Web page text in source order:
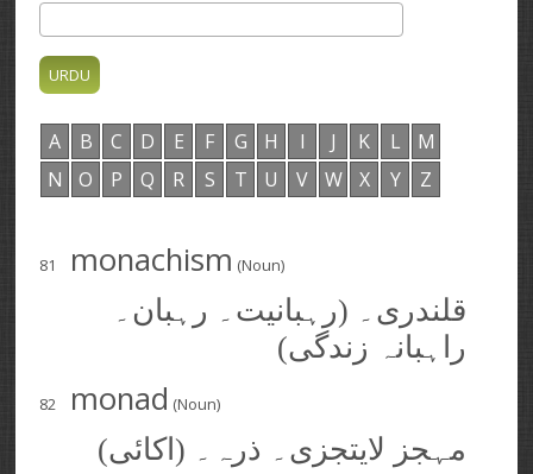
A B C D E F G H I J K L
M
N
O P Q R S T U V W X Y Z
81 monachism (Noun)
قلندری۔ (رہبانیت۔ رہبان۔
راہبانہ زندگی)
82 monad (Noun)
مہجز لایتجزی۔ ذرہ۔ (اکائی)